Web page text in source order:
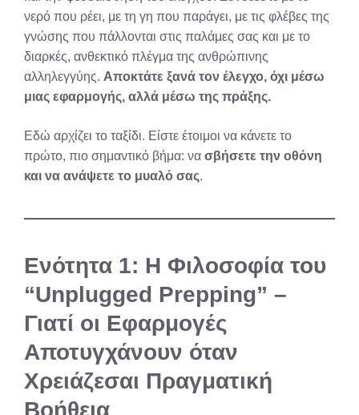
νερό που ρέει, με τη γη που παράγει, με τις φλέβες της
γνώσης που πάλλονται στις παλάμες σας και με το
διαρκές, ανθεκτικό πλέγμα της ανθρώπινης
αλληλεγγύης. Αποκτάτε ξανά τον έλεγχο, όχι μέσω
μιας εφαρμογής, αλλά μέσω της πράξης.
Εδώ αρχίζει το ταξίδι. Είστε έτοιμοι να κάνετε το
πρώτο, πιο σημαντικό βήμα: να σβήσετε την οθόνη
και να ανάψετε το μυαλό σας.
Ενότητα 1: Η Φιλοσοφία του
“Unplugged Prepping” –
Γιατί οι Εφαρμογές
Αποτυγχάνουν όταν
Χρειάζεσαι Πραγματική
Βοήθεια